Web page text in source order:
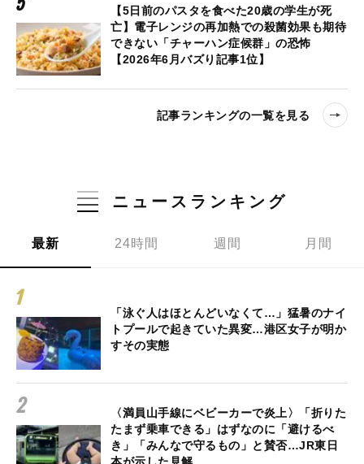
【5日前のパスタを食べた20歳の学生が死
亡】電子レンジの再加熱での殺菌効果も期待
できない「チャーハン症候群」の恐怖
【2026年6月バズり記事1位】
記事ランキングの一覧を見る
ニュースランキング
最新 24時間 週間 月間
「泳ぐ人はほとんどいなくて…」猛暑のナイ
トプールで起きていた異変…港区女子が明か
すその実態
〈満員山手線にベビーカーで炎上〉「折りた
たまず乗車できる」はずなのに「避けるべ
き」「みんなで守るもの」と賛否…JR東日